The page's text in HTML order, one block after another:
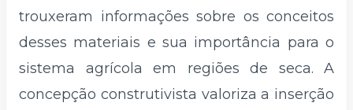
trouxeram informações sobre os conceitos
desses materiais e sua importância para o
sistema agrícola em regiões de seca. A
concepção construtivista valoriza a inserção